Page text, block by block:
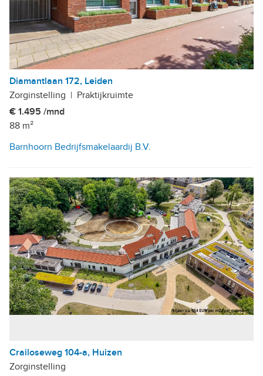
Diamantlaan 172, Leiden
Zorginstelling | Praktijkruimte
€ 1.495 /mnd
88 m²
Barnhoorn Bedrijfsmakelaardij B.V.
Crailoseweg 104-a, Huizen
Zorginstelling